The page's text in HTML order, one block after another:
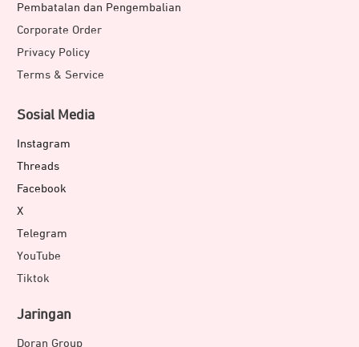
Pembatalan dan Pengembalian
Corporate Order
Privacy Policy
Terms & Service
Sosial Media
Instagram
Threads
Facebook
X
Telegram
YouTube
Tiktok
Jaringan
Doran Group